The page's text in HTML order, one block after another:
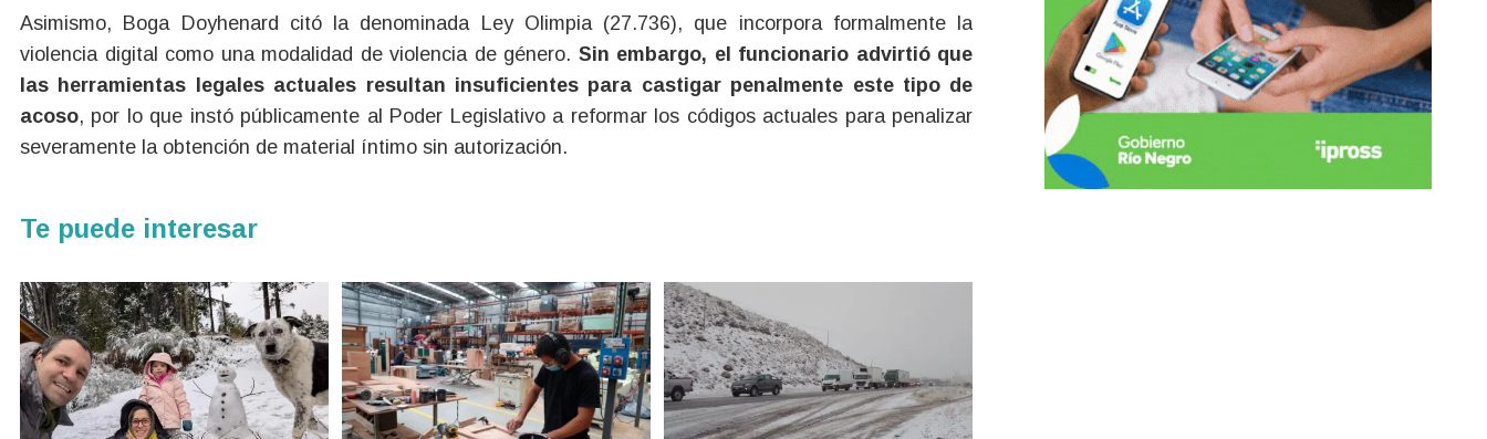
Asimismo, Boga Doyhenard citó la denominada Ley Olimpia (27.736), que incorpora formalmente la
violencia digital como una modalidad de violencia de género. Sin embargo, el funcionario advirtió que
las herramientas legales actuales resultan insuficientes para castigar penalmente este tipo de
acoso, por lo que instó públicamente al Poder Legislativo a reformar los códigos actuales para penalizar
severamente la obtención de material íntimo sin autorización.
Te puede interesar